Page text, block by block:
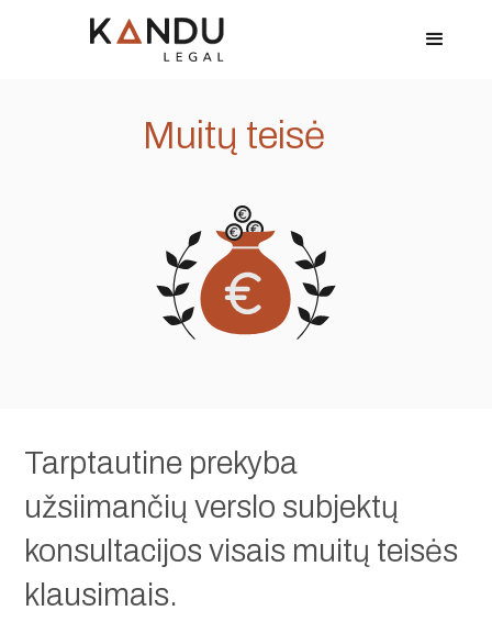
Muitų teisė
Tarptautine prekyba
užsiimančių verslo subjektų
konsultacijos visais muitų teisės
klausimais.